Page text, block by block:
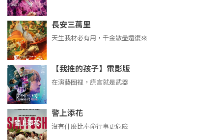
長安三萬里
天生我材必有用，千金散盡還復來
【我推的孩子】電影版
在演藝圈裡，謊言就是武器
警上添花
沒有什麼比奉命行事更危險